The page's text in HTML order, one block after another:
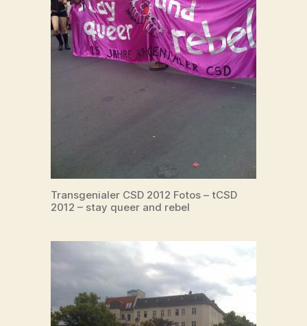
Transgenialer CSD 2012 Fotos – tCSD
2012 – stay queer and rebel